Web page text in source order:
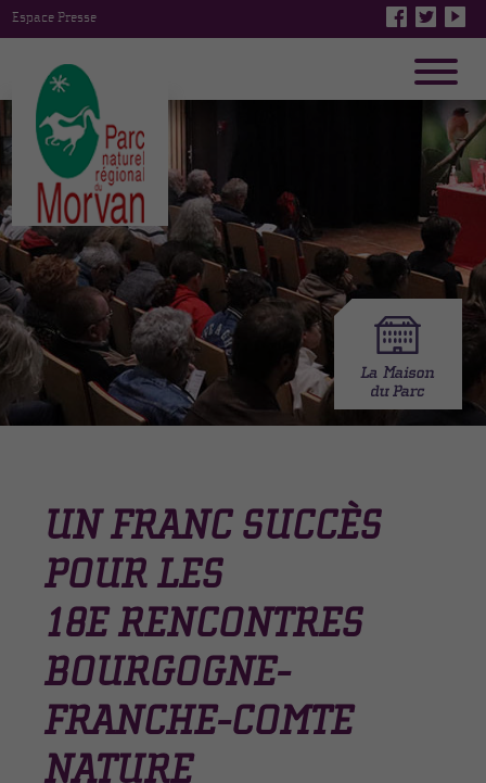
Espace Presse
UN FRANC SUCCÈS
POUR LES
18E RENCONTRES
BOURGOGNE-
FRANCHE-COMTE
NATURE